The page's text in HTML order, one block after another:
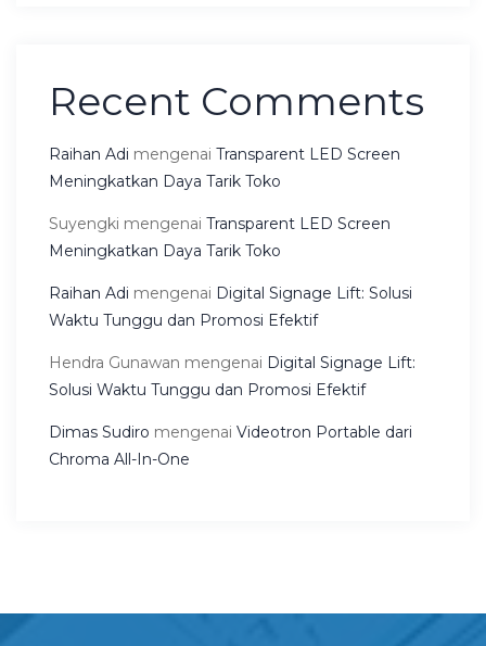
Recent Comments
Raihan Adi mengenai Transparent LED Screen
Meningkatkan Daya Tarik Toko
Suyengki mengenai Transparent LED Screen
Meningkatkan Daya Tarik Toko
Raihan Adi mengenai Digital Signage Lift: Solusi
Waktu Tunggu dan Promosi Efektif
Hendra Gunawan mengenai Digital Signage Lift:
Solusi Waktu Tunggu dan Promosi Efektif
Dimas Sudiro mengenai Videotron Portable dari
Chroma All-In-One